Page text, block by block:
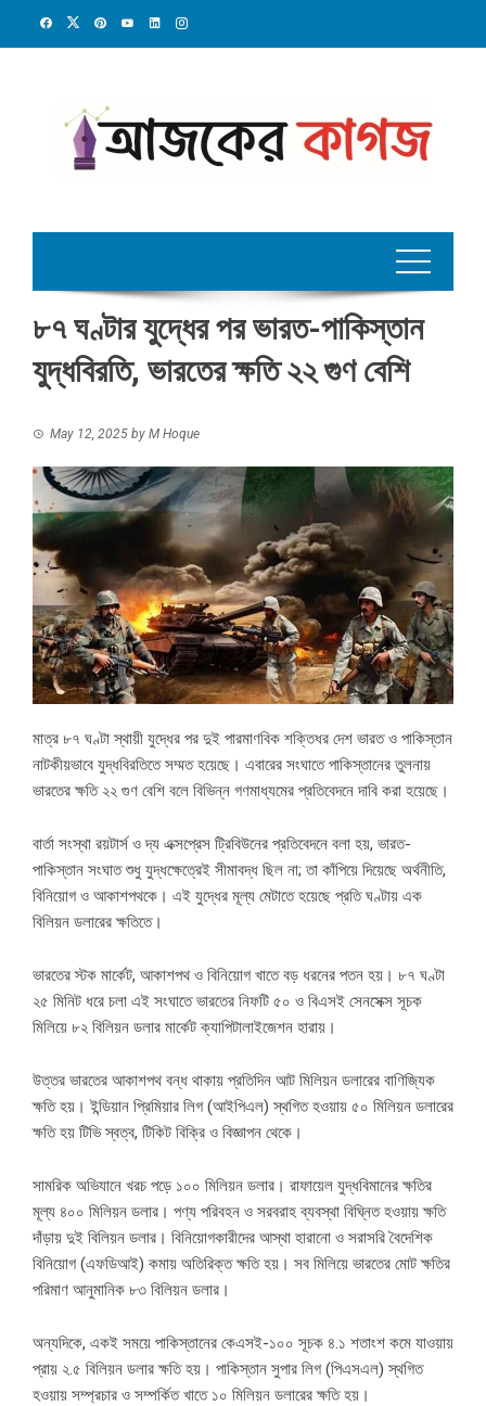
৮৭ ঘণ্টার যুদ্ধের পর ভারত-পাকিস্তান
যুদ্ধবিরতি, ভারতের ক্ষতি ২২ গুণ বেশি
May 12, 2025 by M Hoque
মাত্র ৮৭ ঘণ্টা স্থায়ী যুদ্ধের পর দুই পারমাণবিক শক্তিধর দেশ ভারত ও পাকিস্তান
নাটকীয়ভাবে যুদ্ধবিরতিতে সম্মত হয়েছে। এবারের সংঘাতে পাকিস্তানের তুলনায়
ভারতের ক্ষতি ২২ গুণ বেশি বলে বিভিন্ন গণমাধ্যমের প্রতিবেদনে দাবি করা হয়েছে।
বার্তা সংস্থা রয়টার্স ও দ্য এক্সপ্রেস ট্রিবিউনের প্রতিবেদনে বলা হয়, ভারত-
পাকিস্তান সংঘাত শুধু যুদ্ধক্ষেত্রেই সীমাবদ্ধ ছিল না; তা কাঁপিয়ে দিয়েছে অর্থনীতি,
বিনিয়োগ ও আকাশপথকে। এই যুদ্ধের মূল্য মেটাতে হয়েছে প্রতি ঘণ্টায় এক
বিলিয়ন ডলারের ক্ষতিতে।
ভারতের স্টক মার্কেট, আকাশপথ ও বিনিয়োগ খাতে বড় ধরনের পতন হয়। ৮৭ ঘণ্টা
২৫ মিনিট ধরে চলা এই সংঘাতে ভারতের নিফটি ৫০ ও বিএসই সেনসেক্স সূচক
মিলিয়ে ৮২ বিলিয়ন ডলার মার্কেট ক্যাপিটালাইজেশন হারায়।
উত্তর ভারতের আকাশপথ বন্ধ থাকায় প্রতিদিন আট মিলিয়ন ডলারের বাণিজ্যিক
ক্ষতি হয়। ইন্ডিয়ান প্রিমিয়ার লিগ (আইপিএল) স্থগিত হওয়ায় ৫০ মিলিয়ন ডলারের
ক্ষতি হয় টিভি স্বত্ব, টিকিট বিক্রি ও বিজ্ঞাপন থেকে।
সামরিক অভিযানে খরচ পড়ে ১০০ মিলিয়ন ডলার। রাফায়েল যুদ্ধবিমানের ক্ষতির
মূল্য ৪০০ মিলিয়ন ডলার। পণ্য পরিবহন ও সরবরাহ ব্যবস্থা বিঘ্নিত হওয়ায় ক্ষতি
দাঁড়ায় দুই বিলিয়ন ডলার। বিনিয়োগকারীদের আস্থা হারানো ও সরাসরি বৈদেশিক
বিনিয়োগ (এফডিআই) কমায় অতিরিক্ত ক্ষতি হয়। সব মিলিয়ে ভারতের মোট ক্ষতির
পরিমাণ আনুমানিক ৮৩ বিলিয়ন ডলার।
অন্যদিকে, একই সময়ে পাকিস্তানের কেএসই-১০০ সূচক ৪.১ শতাংশ কমে যাওয়ায়
প্রায় ২.৫ বিলিয়ন ডলার ক্ষতি হয়। পাকিস্তান সুপার লিগ (পিএসএল) স্থগিত
হওয়ায় সম্প্রচার ও সম্পর্কিত খাতে ১০ মিলিয়ন ডলারের ক্ষতি হয়।